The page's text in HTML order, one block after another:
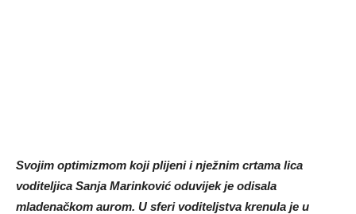
Svojim optimizmom koji plijeni i nježnim crtama lica
voditeljica Sanja Marinković oduvijek je odisala
mladenačkom aurom. U sferi voditeljstva krenula je u